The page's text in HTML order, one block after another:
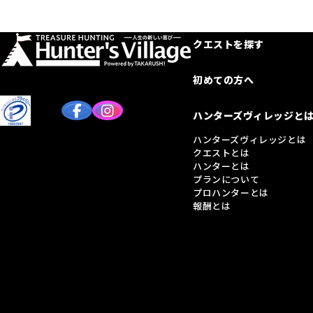
クエストを探す
初めての方へ
ハンターズヴィレッジと
ハンターズヴィレッジとは
クエストとは
ハンターとは
プランについて
プロハンターとは
報酬とは